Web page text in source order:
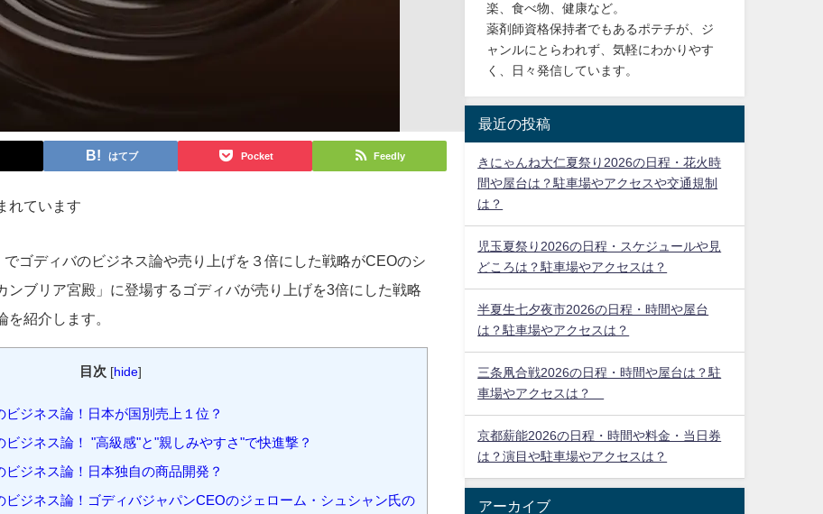
はてブ Pocket Feedly
れています
を紹介します。
目次 [hide]
楽、食べ物、健康など。
薬剤師資格保持者でもあるポテチが、ジ
ャンルにとらわれず、気軽にわかりやす
く、日々発信しています。
最近の投稿
きにゃんね大仁夏祭り2026の日程・花火時
間や屋台は？駐車場やアクセスや交通規制
は？
児玉夏祭り2026の日程・スケジュールや見
どころは？駐車場やアクセスは？
半夏生七夕夜市2026の日程・時間や屋台
は？駐車場やアクセスは？
三条凧合戦2026の日程・時間や屋台は？駐
車場やアクセスは？
京都薪能2026の日程・時間や料金・当日券
は？演目や駐車場やアクセスは？
アーカイブ